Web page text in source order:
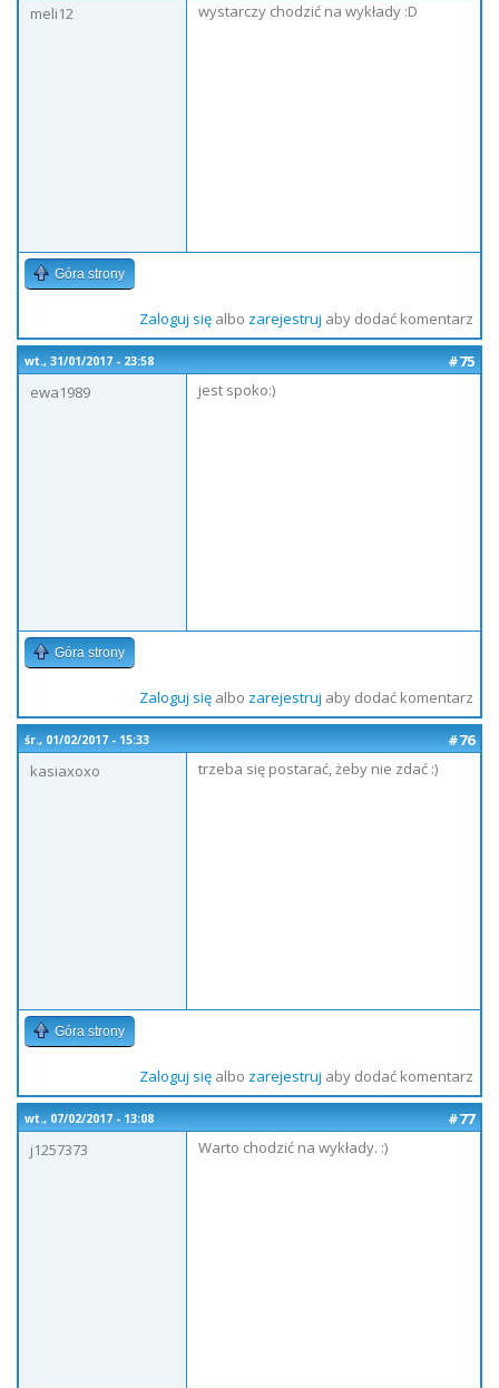
meli12
wystarczy chodzić na wykłady :D
Góra strony
Zaloguj sięalbo zarejestruj aby dodać komentarz
wt., 31/01/2017 - 23:58
#75
ewa1989
jest spoko:)
Góra strony
Zaloguj sięalbo zarejestruj aby dodać komentarz
śr., 01/02/2017 - 15:33
#76
kasiaxoxo
trzeba się postarać, żeby nie zdać :)
Góra strony
Zaloguj sięalbo zarejestruj aby dodać komentarz
wt., 07/02/2017 - 13:08
#77
j1257373
Warto chodzić na wykłady. :)